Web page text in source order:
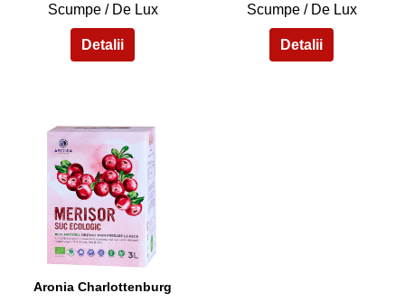
Scumpe / De Lux Scumpe / De Lux
45
Aronia Charlottenburg